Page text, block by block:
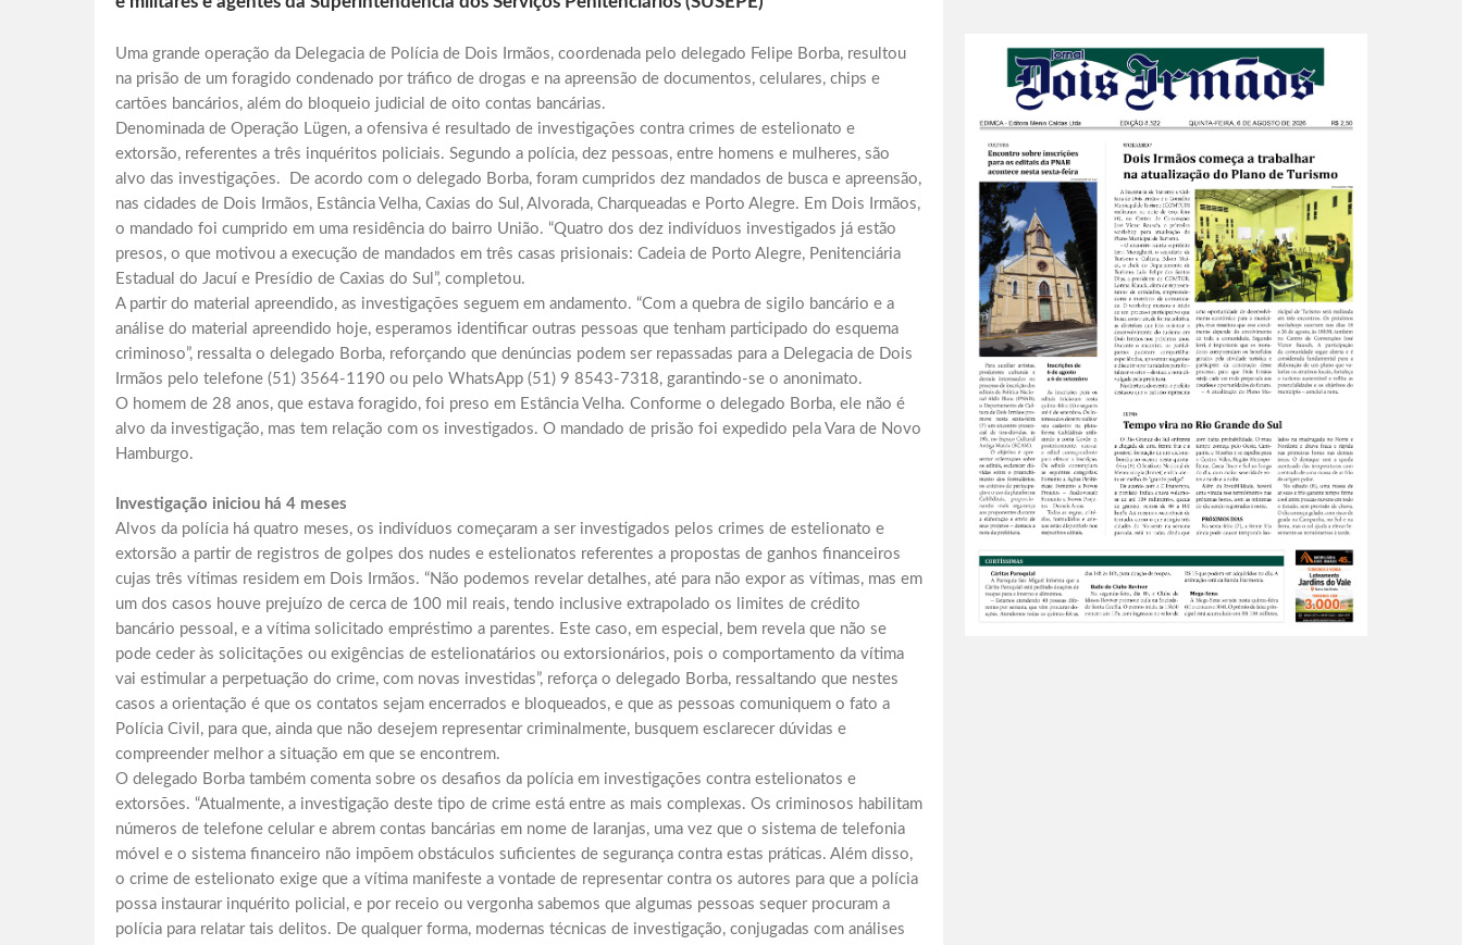
Uma grande operação da Delegacia de Polícia de Dois Irmãos, coordenada pelo delegado Felipe Borba, resultou
na prisão de um foragido condenado por tráfico de drogas e na apreensão de documentos, celulares, chips e
cartões bancários, além do bloqueio judicial de oito contas bancárias.
Denominada de Operação Lügen, a ofensiva é resultado de investigações contra crimes de estelionato e
extorsão, referentes a três inquéritos policiais. Segundo a polícia, dez pessoas, entre homens e mulheres, são
alvo das investigações. De acordo com o delegado Borba, foram cumpridos dez mandados de busca e apreensão,
nas cidades de Dois Irmãos, Estância Velha, Caxias do Sul, Alvorada, Charqueadas e Porto Alegre. Em Dois Irmãos,
o mandado foi cumprido em uma residência do bairro União. “Quatro dos dez indivíduos investigados já estão
presos, o que motivou a execução de mandados em três casas prisionais: Cadeia de Porto Alegre, Penitenciária
Estadual do Jacuí e Presídio de Caxias do Sul”, completou.
A partir do material apreendido, as investigações seguem em andamento. “Com a quebra de sigilo bancário e a
análise do material apreendido hoje, esperamos identificar outras pessoas que tenham participado do esquema
criminoso”, ressalta o delegado Borba, reforçando que denúncias podem ser repassadas para a Delegacia de Dois
Irmãos pelo telefone (51) 3564-1190 ou pelo WhatsApp (51) 9 8543-7318, garantindo-se o anonimato.
O homem de 28 anos, que estava foragido, foi preso em Estância Velha. Conforme o delegado Borba, ele não é
alvo da investigação, mas tem relação com os investigados. O mandado de prisão foi expedido pela Vara de Novo
Hamburgo.
Investigação iniciou há 4 meses
Alvos da polícia há quatro meses, os indivíduos começaram a ser investigados pelos crimes de estelionato e
extorsão a partir de registros de golpes dos nudes e estelionatos referentes a propostas de ganhos financeiros
cujas três vítimas residem em Dois Irmãos. “Não podemos revelar detalhes, até para não expor as vítimas, mas em
um dos casos houve prejuízo de cerca de 100 mil reais, tendo inclusive extrapolado os limites de crédito
bancário pessoal, e a vítima solicitado empréstimo a parentes. Este caso, em especial, bem revela que não se
pode ceder às solicitações ou exigências de estelionatários ou extorsionários, pois o comportamento da vítima
vai estimular a perpetuação do crime, com novas investidas”, reforça o delegado Borba, ressaltando que nestes
casos a orientação é que os contatos sejam encerrados e bloqueados, e que as pessoas comuniquem o fato a
Polícia Civil, para que, ainda que não desejem representar criminalmente, busquem esclarecer dúvidas e
compreender melhor a situação em que se encontrem.
O delegado Borba também comenta sobre os desafios da polícia em investigações contra estelionatos e
extorsões. “Atualmente, a investigação deste tipo de crime está entre as mais complexas. Os criminosos habilitam
números de telefone celular e abrem contas bancárias em nome de laranjas, uma vez que o sistema de telefonia
móvel e o sistema financeiro não impõem obstáculos suficientes de segurança contra estas práticas. Além disso,
o crime de estelionato exige que a vítima manifeste a vontade de representar contra os autores para que a polícia
possa instaurar inquérito policial, e por receio ou vergonha sabemos que algumas pessoas sequer procuram a
polícia para relatar tais delitos. De qualquer forma, modernas técnicas de investigação, conjugadas com análises